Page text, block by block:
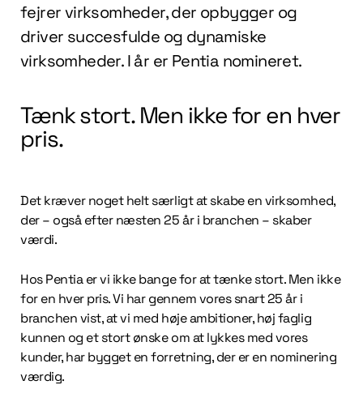
fejrer virksomheder, der opbygger og
driver succesfulde og dynamiske
virksomheder. I år er Pentia nomineret.
Tænk stort. Men ikke for en hver
pris.
Det kræver noget helt særligt at skabe en virksomhed,
der – også efter næsten 25 år i branchen – skaber
værdi.
Hos Pentia er vi ikke bange for at tænke stort. Men ikke
for en hver pris. Vi har gennem vores snart 25 år i
branchen vist, at vi med høje ambitioner, høj faglig
kunnen og et stort ønske om at lykkes med vores
kunder, har bygget en forretning, der er en nominering
værdig.